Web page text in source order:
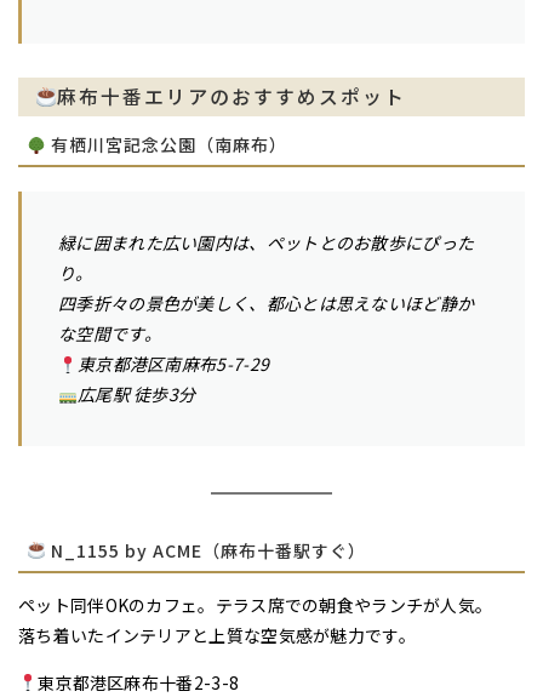
麻布十番エリアのおすすめスポット
有栖川宮記念公園（南麻布）
緑に囲まれた広い園内は、ペットとのお散歩にぴった
り。
四季折々の景色が美しく、都心とは思えないほど静か
な空間です。
東京都港区南麻布5-7-29
広尾駅 徒歩3分
N_1155 by ACME（麻布十番駅すぐ）
ペット同伴OKのカフェ。テラス席での朝食やランチが人気。
落ち着いたインテリアと上質な空気感が魅力です。
東京都港区麻布十番2-3-8